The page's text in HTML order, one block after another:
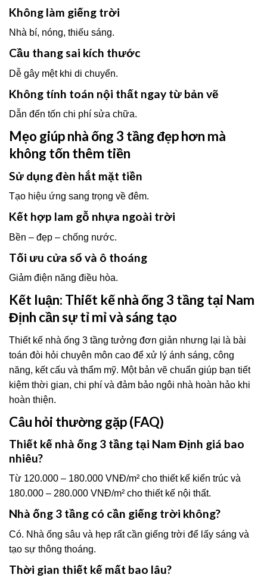
Không làm giếng trời
Nhà bí, nóng, thiếu sáng.
Cầu thang sai kích thước
Dễ gây mệt khi di chuyển.
Không tính toán nội thất ngay từ bản vẽ
Dẫn đến tốn chi phí sửa chữa.
Mẹo giúp nhà ống 3 tầng đẹp hơn mà
không tốn thêm tiền
Sử dụng đèn hắt mặt tiền
Tạo hiệu ứng sang trọng về đêm.
Kết hợp lam gỗ nhựa ngoài trời
Bền – đẹp – chống nước.
Tối ưu cửa sổ và ô thoáng
Giảm điện năng điều hòa.
Kết luận: Thiết kế nhà ống 3 tầng tại Nam
Định cần sự tỉ mỉ và sáng tạo
Thiết kế nhà ống 3 tầng tưởng đơn giản nhưng lại là bài
toán đòi hỏi chuyên môn cao để xử lý ánh sáng, công
năng, kết cấu và thẩm mỹ. Một bản vẽ chuẩn giúp bạn tiết
kiệm thời gian, chi phí và đảm bảo ngôi nhà hoàn hảo khi
hoàn thiện.
Câu hỏi thường gặp (FAQ)
Thiết kế nhà ống 3 tầng tại Nam Định giá bao
nhiêu?
Từ 120.000 – 180.000 VNĐ/m² cho thiết kế kiến trúc và
180.000 – 280.000 VNĐ/m² cho thiết kế nội thất.
Nhà ống 3 tầng có cần giếng trời không?
Có. Nhà ống sâu và hẹp rất cần giếng trời để lấy sáng và
tạo sự thông thoáng.
Thời gian thiết kế mất bao lâu?